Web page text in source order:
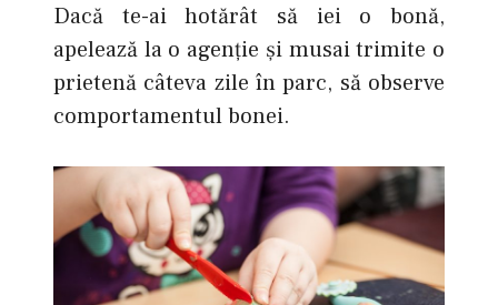
Dacă te-ai hotărât să iei o bonă,
apelează la o agenţie şi musai trimite o
prietenă câteva zile în parc, să observe
comportamentul bonei.